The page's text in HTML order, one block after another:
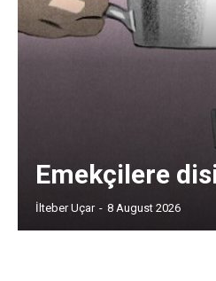
Emekçilere
İlteber Uçar - 8 August 2026